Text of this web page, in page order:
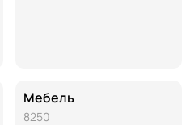
Мебель
8250